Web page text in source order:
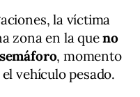
la víctima
zona en la queno
, momento
vehículo pesado.